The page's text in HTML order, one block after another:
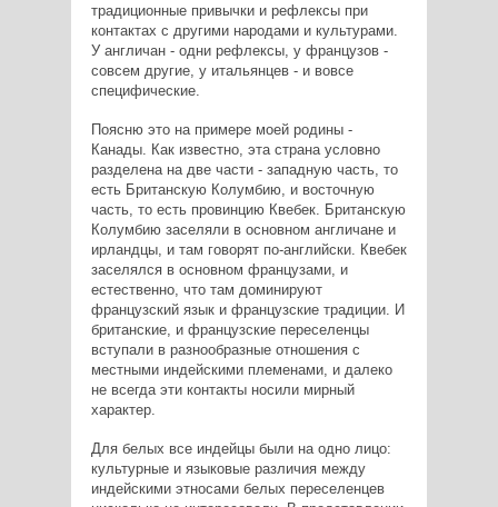
традиционные привычки и рефлексы при
контактах с другими народами и культурами.
У англичан - одни рефлексы, у французов -
совсем другие, у итальянцев - и вовсе
специфические.
Поясню это на примере моей родины -
Канады. Как известно, эта страна условно
разделена на две части - западную часть, то
есть Британскую Колумбию, и восточную
часть, то есть провинцию Квебек. Британскую
Колумбию заселяли в основном англичане и
ирландцы, и там говорят по-английски. Квебек
заселялся в основном французами, и
естественно, что там доминируют
французский язык и французские традиции. И
британские, и французские переселенцы
вступали в разнообразные отношения с
местными индейскими племенами, и далеко
не всегда эти контакты носили мирный
характер.
Для белых все индейцы были на одно лицо:
культурные и языковые различия между
индейскими этносами белых переселенцев